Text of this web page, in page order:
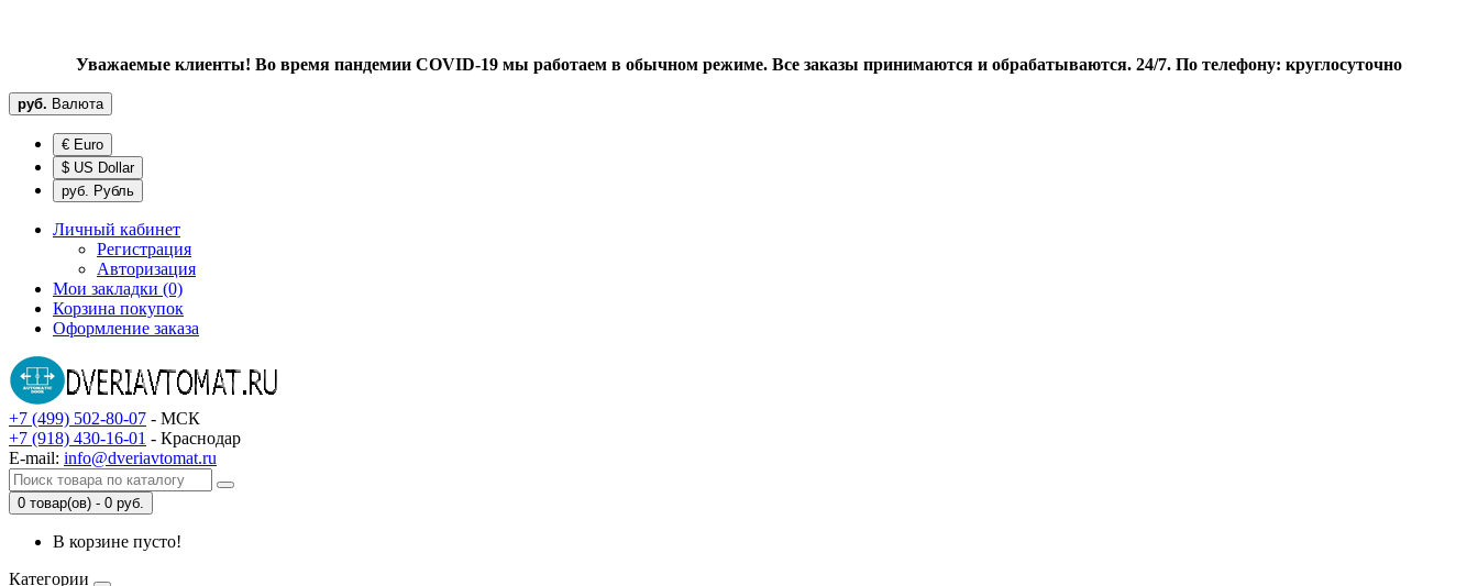
Уважаемые клиенты! Во время пандемии COVID-19 мы работаем в обычном режиме. Все заказы принимаются и обрабатываются. 24/7. По телефону: круглосуточно
руб. Валюта
€ Euro
$ US Dollar
руб. Рубль
Личный кабинет
Регистрация
Авторизация
Мои закладки (0)
Корзина покупок
Оформление заказа
+7 (499) 502-80-07 - МСК
+7 (918) 430-16-01 - Краснодар
E-mail: info@dveriavtomat.ru
0 товар(ов) - 0 руб.
В корзине пусто!
Категории